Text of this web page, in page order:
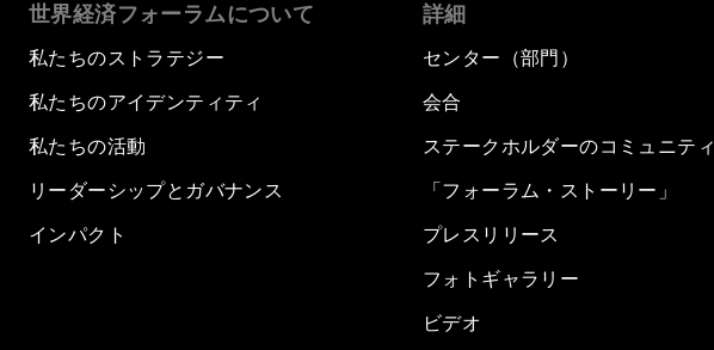
世界経済フォーラムについて
私たちのストラテジー
私たちのアイデンティティ
私たちの活動
リーダーシップとガバナンス
インパクト
詳細
センター（部門）
会合
ステークホルダーのコミュニティ
「フォーラム・ストーリー」
プレスリリース
フォトギャラリー
ビデオ